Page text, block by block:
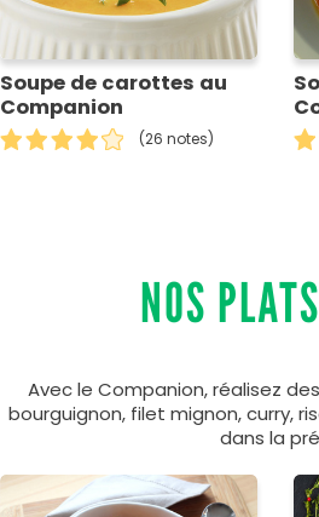
Soupe de carottes au
Companion
(26 notes)
NOS
Avec le Companion, réalisez
bourguignon, filet mignon, curry,
dans la